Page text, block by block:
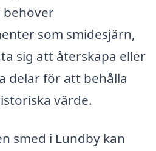
behöver
som smidesjärn,
sig att återskapa eller
delar för att behålla
värde.
smed i Lundby kan